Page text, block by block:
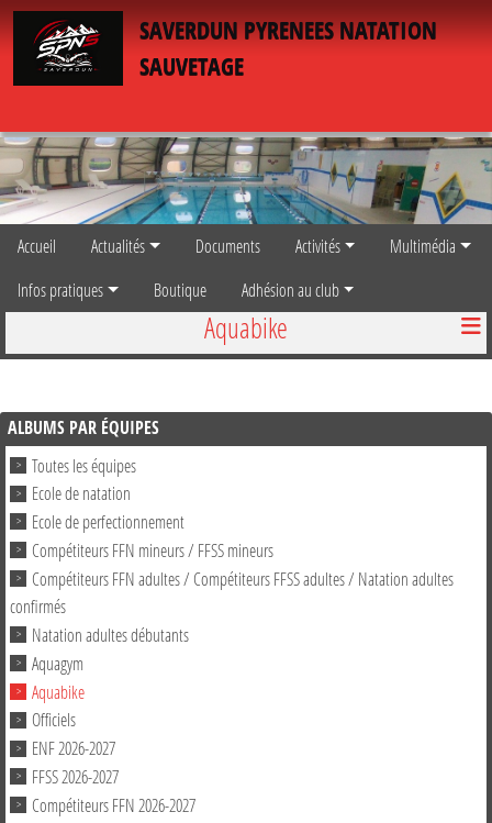
SAVERDUN PYRENEES NATATION
SAUVETAGE
Accueil Actualités Documents Activités
Multimédia
Infos pratiques
Boutique Adhésion au club
Aquabike
ALBUMS PAR ÉQUIPES
Toutes les équipes
Ecole de natation
Ecole de perfectionnement
Compétiteurs FFN mineurs / FFSS mineurs
Compétiteurs FFN adultes / Compétiteurs FFSS adultes / Natation adultes
confirmés
Natation adultes débutants
Aquagym
Aquabike
Officiels
ENF 2026-2027
FFSS 2026-2027
Compétiteurs FFN 2026-2027
Panneau de gestion des cookies